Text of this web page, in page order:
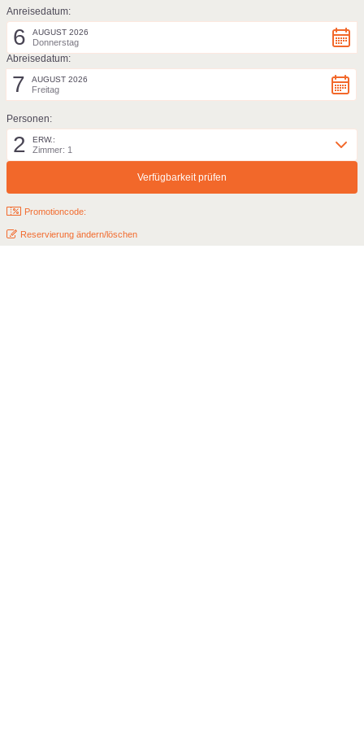
Anreisedatum:
6 AUGUST 2026
Donnerstag
Abreisedatum:
7 AUGUST 2026
Freitag
Personen:
2 ERW.:
Zimmer: 1
Promotioncode:
Reservierung ändern/löschen